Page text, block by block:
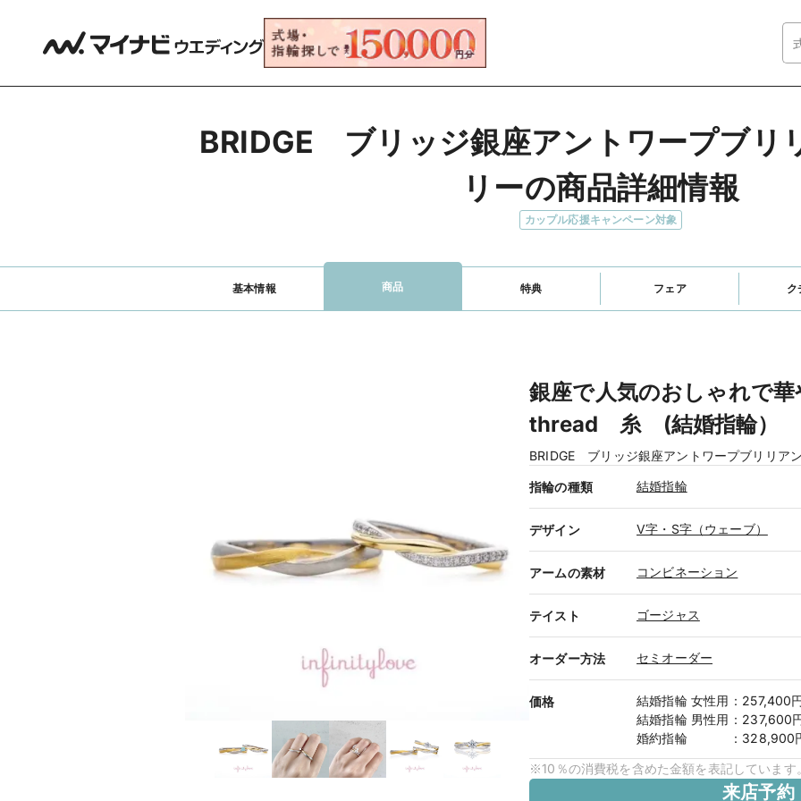
BRIDGE　ブリッジ銀座アントワープブリ
リーの商品詳細情報
カップル応援キャンペーン対象
基本情報 商品 特典 フェア ク
銀座で人気のおしゃれで
thread 糸 (結婚指輪）
BRIDGE ブリッジ銀座アントワープブリリア
指輪の種類 結婚指輪
デザイン V字・S字（ウェーブ）
アームの素材 コンビネーション
テイスト ゴージャス
オーダー方法 セミオーダー
価格 結婚指輪 女性用 ： 257,400
結婚指輪 男性用 ： 237,600
婚約指輪
： 328,900
※10％の消費税を含めた金額を表記しています。
来店予約